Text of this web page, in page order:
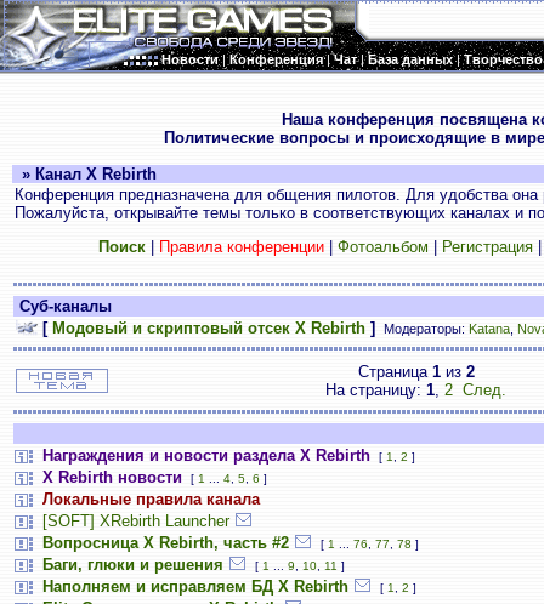
Новости|Конференция|Чат|База данных|Творчество
Наша конференция посвящена
Политические вопросы и происходящие в
» Канал X Rebirth
Конференция предназначена для общения пилотов. Для удобства
Пожалуйста, открывайте темы только в соответствующих каналах и
Поиск| Правила конференции| Фотоальбом Регистрация
Суб-каналы
[ Модовый и скриптовый отсек X Rebirth ] Модераторы: Katana
Страница 1из 2
На страницу: 1, 2 След.
Награждения и новости раздела X Rebirth [ 1 2 ]
X Rebirth новости [ 1 4 5 6 ]
Локальные правила канала
[SOFT] XRebirth Launcher
Вопросница X Rebirth, часть #2
[ 1 76 77 78 ]
Баги, глюки и решения [ 1 9 10 11 ]
Наполняем и исправляем БД X Rebirth [ 1 2 ]